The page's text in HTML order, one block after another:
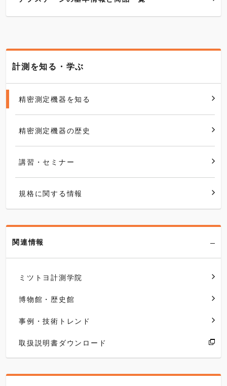
計測を知る・学ぶ
精密測定機器を知る
精密測定機器の歴史
講習・セミナー
規格に関する情報
関連情報
ミツトヨ計測学院
博物館・歴史館
事例・技術トレンド
取扱説明書ダウンロード